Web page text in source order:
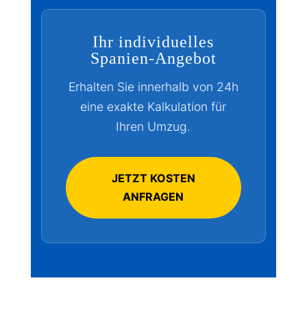
Ihr individuelles
Spanien-Angebot
Erhalten Sie innerhalb von 24h
eine exakte Kalkulation für
Ihren Umzug.
JETZT KOSTEN
ANFRAGEN